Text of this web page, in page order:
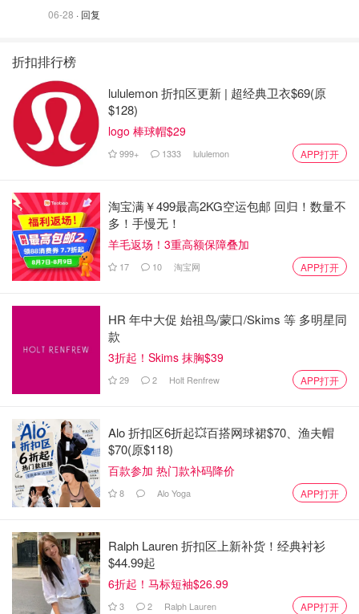
06-28 · 回复
折扣排行榜
lululemon 折扣区更新 | 超经典卫衣$69(原
$128)
logo 棒球帽$29
999+ 1333 lululemon APP打开
淘宝满￥499最高2KG空运包邮 回归！数量不
多！手慢无！
羊毛返场！3重高额保障叠加
17 10 淘宝网 APP打开
HR 年中大促 始祖鸟/蒙口/Skims 等 多明星同
款
3折起！Skims 抹胸$39
29 2 Holt Renfrew APP打开
Alo 折扣区6折起💥百搭网球裙$70、渔夫帽
$70(原$118)
百款参加 热门款补码降价
8 Alo Yoga APP打开
Ralph Lauren 折扣区上新补货！经典衬衫
$44.99起
6折起！马标短袖$26.99
3 2 Ralph Lauren APP打开